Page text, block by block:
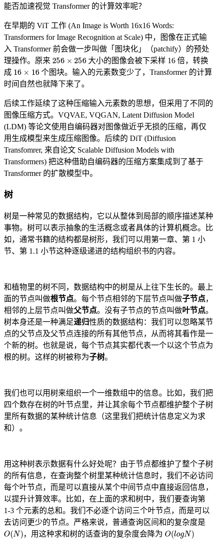
能否加速视觉 Transformer 的计算效率呢？
在早期的 ViT 工作 (An Image is Worth 16x16 Words:
Transformers for Image Recognition at Scale) 中，图像在正式输
入 Transformer 前会做一步叫做「图块化」（patchify）的预处
理操作。原来 256 256
大小的图像会被下采样 16 倍，转换
成 16 16
个图块。输入的元素数变少了，Transformer 的计算
时间自然也就降下来了。
后续工作延续了这种压缩输入元素数的思想，但采用了不同的
图像压缩方式。VQVAE, VQGAN, Latent Diffusion Model
(LDM) 等论文使用自编码器对图像做近乎无损的压缩，再仅
用生成模型来生成压缩图像。后续的 DiT (Diffusion
Transfomrer, 来自论文 Scalable Diffusion Models with
Transformers) 把这种借助自编码器的压缩方案集成到了基于
Transformer 的扩散模型中。
树
树是一种常见的数据结构，它以从整体到局部的顺序描述某种
事物。树可以表示抽象的生活概念或者具体的计算机概念。比
如，通常书籍的结构都是树形，我们可以用第一章、第 1 小
节、第 1.1 小节这种逐级递进的结构组织书的内容。
和植物里的树不同，数据结构中的树是从上往下生长的。最上
面的节点叫做根节点。每个节点相邻的下层节点叫做子节点，
相邻的上层节点叫做父节点。没有子节点的节点叫做叶节点。
树本身还是一种满足递归性质的数据结构：我们可以忽略某节
点的父节点及父节点连接的所有其他节点，从而将其看作是一
个新的树。也就是说，每个节点其实都代表一个以这个节点为
根的树。这样的树被称为子树。
我们也可以用树来组织一个一维数组中的信息。比如，我们把
四个数存在树的叶节点里，并让其余每个节点都维护整个子树
里所有数据的某种统计信息（这里我们把统计信息定义为求
和）。
用这种树表示数据有什么好处呢？由于节点都维护了整个子树
的所有信息，在查询整个树里某种统计信息时，我们不必访问
每个叶节点，而是可以直接从某个中间节点中直接返回信息，
以提升计算效率。比如，在上面的求和树中，我们要查询第
1-3 个元素的总和。我们不必逐个访问三个叶节点，而是可以
去访问更少的节点。严格来说，普通查询区间和的复杂度是
O(N) ，用这种求和树的话查询的复杂度会降为O(lo N)